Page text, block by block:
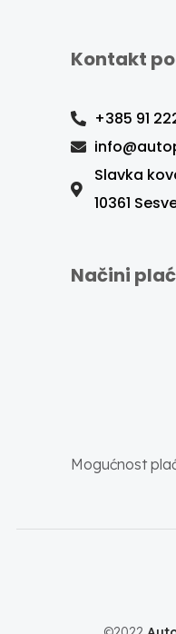
Kontakt
+385 91
Slavka
10361
Načini
Mogućnost